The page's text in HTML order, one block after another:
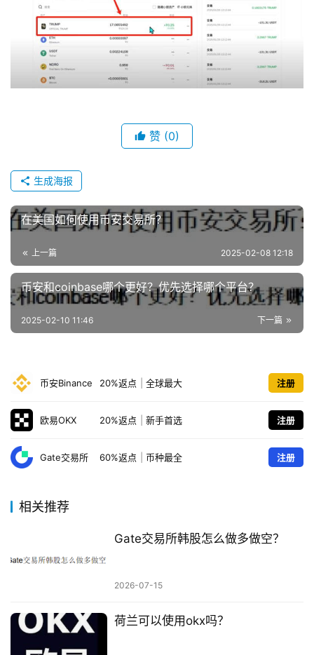
赞 (0)
生成海报
在美国如何使用币安交易所？
上一篇 2025-02-08 12:18
币安和coinbase哪个更好？优先选择哪个平台？
下一篇
2025-02-10 11:46
币安Binance 20%返点 全球最大 注册
欧易OKX 20%返点 新手首选 注册
Gate交易所 60%返点 币种最全 注册
相关推荐
Gate交易所韩股怎么做多做空？
2026-07-15
荷兰可以使用okx吗？